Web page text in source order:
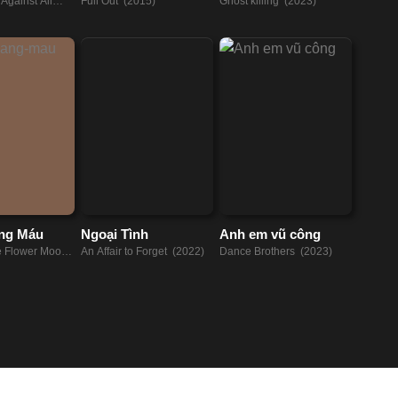
Máu
Flower Moon
Ngoại Tình
An Affair to Forget (2022)
Anh em vũ công
Dance Brothers (2023)